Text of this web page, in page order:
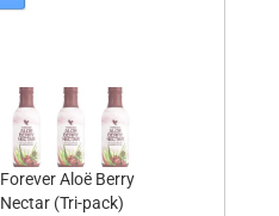
Forever Aloë Berry
Nectar (Tri-pack)